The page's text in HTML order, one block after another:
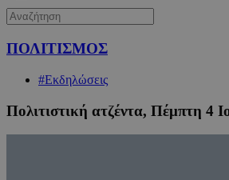
ΠΟΛΙΤΙΣΜΟΣ
#Εκδηλώσεις
Πολιτιστική ατζέντα, Πέμπτη 4